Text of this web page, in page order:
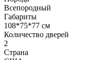
Всепородный
Габариты
108*75*77 см
Количество дверей
2
Страна